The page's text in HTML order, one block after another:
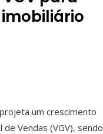
um crescimento
Vendas (VGV), sendo